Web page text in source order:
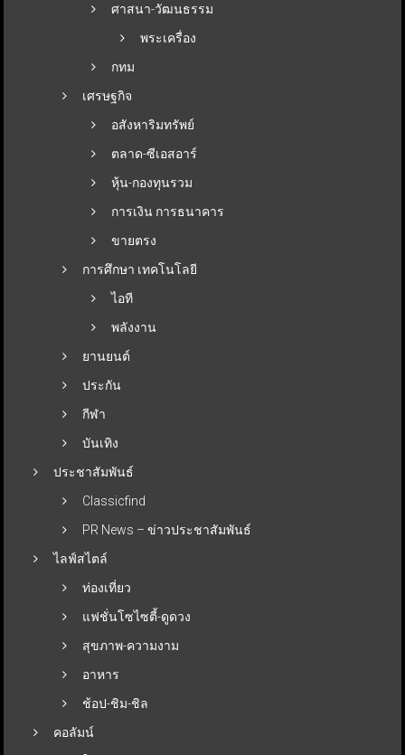
ศาสนา-วัฒนธรรม
พระเครื่อง
กทม
เศรษฐกิจ
อสังหาริมทรัพย์
ตลาด-ซีเอสอาร์
หุ้น-กองทุนรวม
การเงิน การธนาคาร
ขายตรง
การศึกษา เทคโนโลยี
ไอที
พลังงาน
ยานยนต์
ประกัน
กีฬา
บันเทิง
ประชาสัมพันธ์
Classicfind
PR News – ข่าวประชาสัมพันธ์
ไลฟ์สไตล์
ท่องเที่ยว
แฟชั่นโซไซตี้-ดูดวง
สุขภาพ-ความงาม
อาหาร
ช้อป-ชิม-ชิล
คอลัมน์